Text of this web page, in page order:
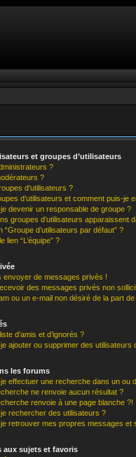
et groupes d’utilisateurs
?
?
d’utilisateurs ?
d’utilisateurs et comment puis-je
devenir un responsable de groupe ?
groupes d’utilisateurs apparaissent
“Groupe d’utilisateurs par défaut” ?
lien “L’équipe” ?
envoyer de messages privés !
des messages privés non
ou un e-mail non désiré de la part
d’amis et d’ignorés ?
ajouter ou supprimer des utilisateurs
les forums
effectuer une recherche dans un ou
ne renvoie aucun résultat ?
renvoie à une page blanche ?!
rechercher des utilisateurs ?
retrouver mes propres messages et
aux sujets et favoris